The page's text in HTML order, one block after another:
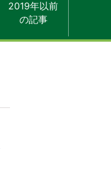
2019年以前
の記事